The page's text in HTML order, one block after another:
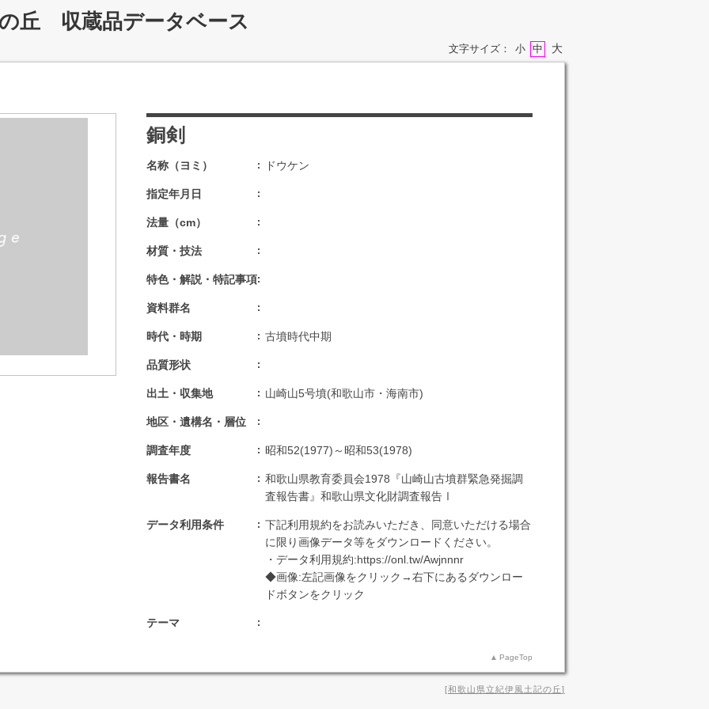
丘 収蔵品データベース
文字サイズ： 小 中 大
銅剣
名称（ヨミ） ドウケン
指定年月日
法量（cm）
材質・技法
特色・解説・特記事項
資料群名
時代・時期 古墳時代中期
品質形状
出土・収集地 山崎山5号墳(和歌山市・海南市)
地区・遺構名・層位
調査年度 昭和52(1977)～昭和53(1978)
報告書名
和歌山県教育委員会1978『山崎山古墳群緊急発掘調
査報告書』和歌山県文化財調査報告Ⅰ
データ利用条件
下記利用規約をお読みいただき、同意いただける場合
に限り画像データ等をダウンロードください。
・データ利用規約:https://onl.tw/Awjnnnr
◆画像:左記画像をクリック→右下にあるダウンロー
ドボタンをクリック
テーマ
PageTop
和歌山県立紀伊風土記の丘